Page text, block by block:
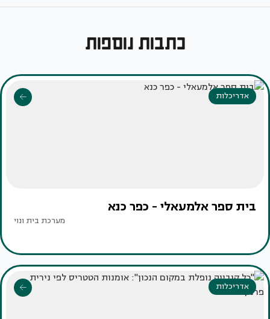
כתבות נוספות
אדריכלות
בית ספר אלמעאלי - כפר כנא
מערכת בית ונוי
אדריכלות